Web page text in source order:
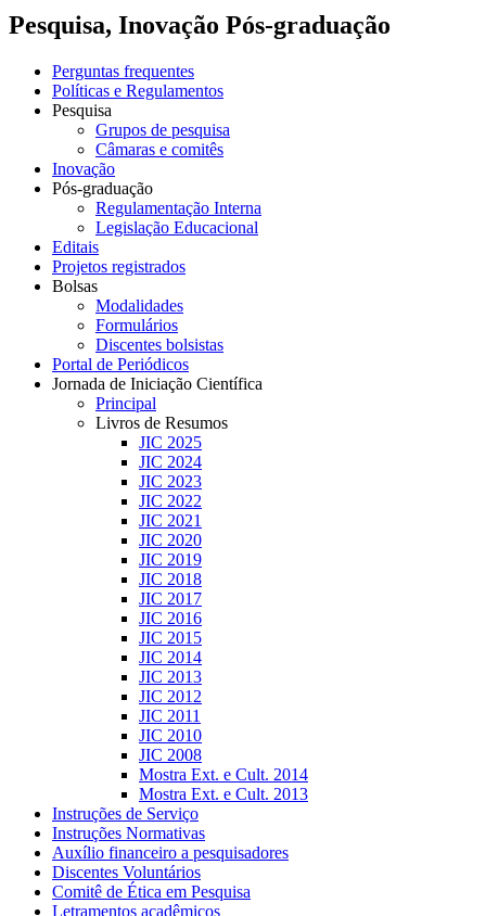
Pesquisa, Inovação Pós-graduação
Perguntas frequentes
Políticas e Regulamentos
Pesquisa
Grupos de pesquisa
Câmaras e comitês
Inovação
Pós-graduação
Regulamentação Interna
Legislação Educacional
Editais
Projetos registrados
Bolsas
Modalidades
Formulários
Discentes bolsistas
Portal de Periódicos
Jornada de Iniciação Científica
Principal
Livros de Resumos
JIC 2025
JIC 2024
JIC 2023
JIC 2022
JIC 2021
JIC 2020
JIC 2019
JIC 2018
JIC 2017
JIC 2016
JIC 2015
JIC 2014
JIC 2013
JIC 2012
JIC 2011
JIC 2010
JIC 2008
Mostra Ext. e Cult. 2014
Mostra Ext. e Cult. 2013
Instruções de Serviço
Instruções Normativas
Auxílio financeiro a pesquisadores
Discentes Voluntários
Comitê de Ética em Pesquisa
Letramentos acadêmicos